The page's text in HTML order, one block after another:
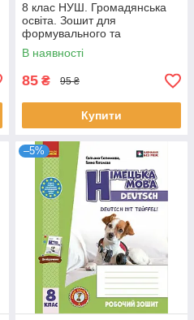
8 клас НУШ. Громадянська
освіта. Зошит для
формувального та
підсумкового оцінювання
(Білай Ю), Генеза
В наявності
85 ₴ 95 ₴
Купити
–5%